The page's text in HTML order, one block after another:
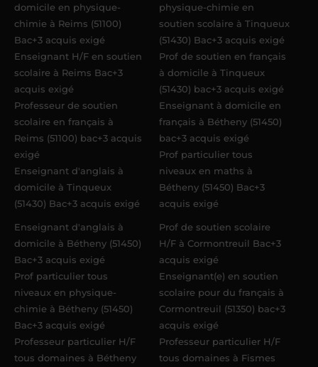
domicile en physique-
chimie à Reims (51100)
Bac+3 acquis exigé
Enseignant H/F en soutien
scolaire à Reims Bac+3
acquis exigé
Professeur de soutien
scolaire en français à
Reims (51100) bac+3 acquis
exigé
Enseignant d'anglais à
domicile à Tinqueux
(51430) Bac+3 acquis exigé
physique-chimie en
soutien scolaire à Tinqueux
(51430) Bac+3 acquis exigé
Prof de soutien en français
à domicile à Tinqueux
(51430) bac+3 acquis exigé
Enseignant à domicile en
français à Bétheny (51450)
bac+3 acquis exigé
Prof particulier tous
niveaux en maths à
Bétheny (51450) Bac+3
acquis exigé
Enseignant d'anglais à
domicile à Bétheny (51450)
Bac+3 acquis exigé
Prof particulier tous
niveaux en physique-
chimie à Bétheny (51450)
Bac+3 acquis exigé
Professeur particulier H/F
tous domaines à Bétheny
Prof de soutien scolaire
H/F à Cormontreuil Bac+3
acquis exigé
Enseignant(e) en soutien
scolaire pour du français à
Cormontreuil (51350) bac+3
acquis exigé
Professeur particulier H/F
tous domaines à Fismes